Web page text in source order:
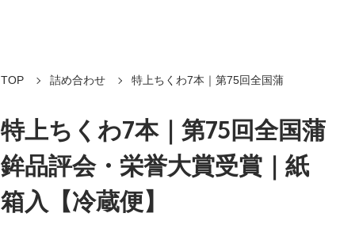
TOP 詰め合わせ 特上ちくわ7本｜第75回全国蒲
特上ちくわ7本｜第75回全国蒲
鉾品評会・栄誉大賞受賞｜紙
箱入【冷蔵便】